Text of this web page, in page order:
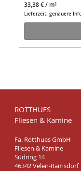
33,38 €/ m²
Lieferzeit: genauere
ROTTHUES
Fliesen & Kamine
Fa. Rotthues GmbH
Fliesen & Kamine
Südring 14
46342 Velen-Ramsdorf